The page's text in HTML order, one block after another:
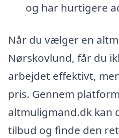
og har hurtigere
Når du vælger en
Nørskovlund, får du
arbejdet effektivt,
pris. Gennem
altmuligmand.dk kan
tilbud og finde den